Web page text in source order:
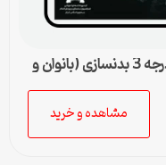
دانلود نمونه سوالات آزمون مربیگری درجه 3 بدنسازی (بانوان و
مشاهده و خرید